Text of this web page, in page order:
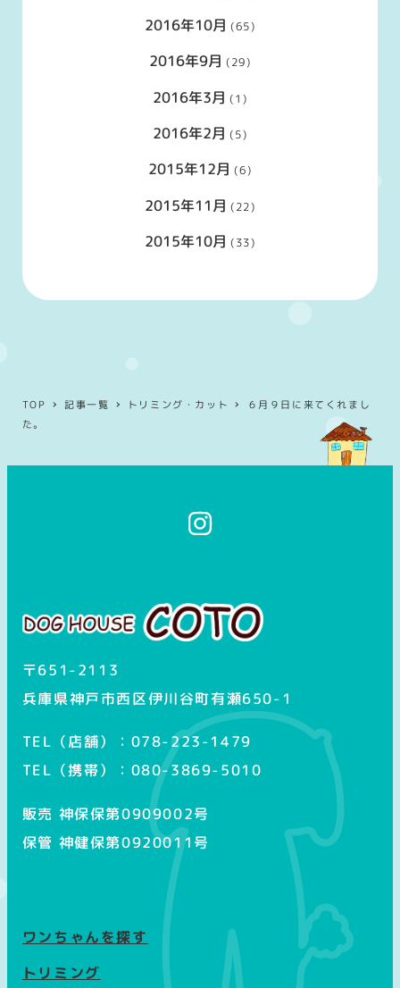
2016年10月 (65)
2016年9月 (29)
2016年3月 (1)
2016年2月 (5)
2015年12月 (6)
2015年11月 (22)
2015年10月 (33)
TOP 記事一覧 トリミング・カット
６月９日に来てくれまし
た。
ム
〒651-2113
兵庫県神戸市西区伊川谷町有瀬650-1
TEL（店舗）：078-223-1479
TEL（携帯）：080-3869-5010
販売 神保保第0909002号
保管 神健保第0920011号
ワンちゃんを探す
トリミング